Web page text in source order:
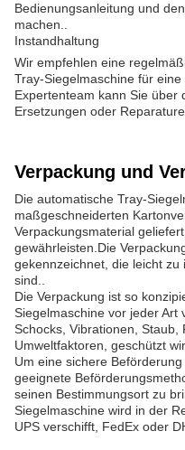
Bedienungsanleitung und
machen..
Instandhaltung
Wir empfehlen eine
Tray-Siegelmaschine für
Expertenteam kann Sie über
Ersetzungen oder
Verpackung und
Die automatische Tray-
maßgeschneiderten
Verpackungsmaterial
gewährleisten.Die
gekennzeichnet, die leicht
sind..
Die Verpackung ist so
Siegelmaschine vor jeder Art
Schocks, Vibrationen, Staub,
Umweltfaktoren, geschützt
Um eine sichere
geeignete
seinen Bestimmungsort zu
Siegelmaschine wird in der
UPS verschifft, FedEx oder